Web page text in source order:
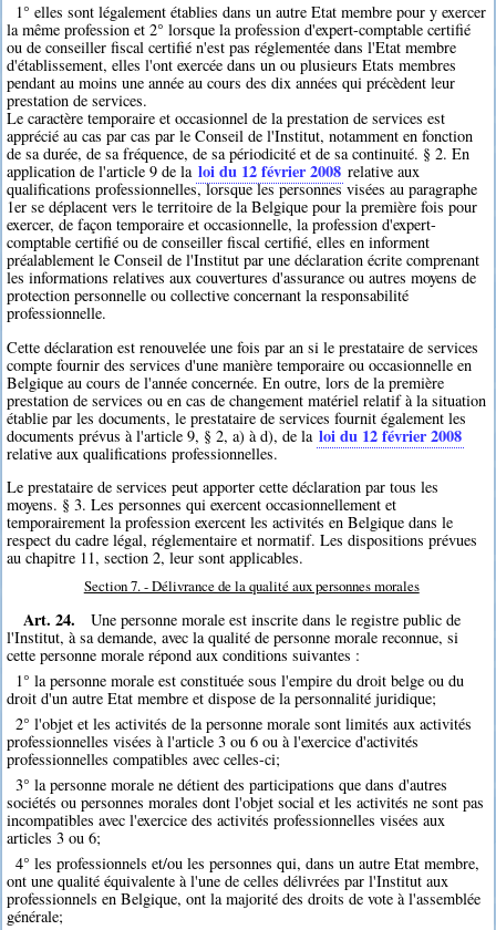
1° elles sont légalement établies dans un autre Etat membre pour y exercer
la même profession et 2° lorsque la profession d'expert-comptable certifié
ou de conseiller fiscal certifié n'est pas réglementée dans l'Etat membre
d'établissement, elles l'ont exercée dans un ou plusieurs Etats membres
pendant au moins une année au cours des dix années qui précèdent leur
prestation de services.
Le caractère temporaire et occasionnel de la prestation de services est
apprécié au cas par cas par le Conseil de l'Institut, notamment en fonction
de sa durée, de sa fréquence, de sa périodicité et de sa continuité. § 2. En
application de l'article 9 de la loi du 12 février 2008 relative aux
qualifications professionnelles, lorsque les personnes visées au paragraphe
1er se déplacent vers le territoire de la Belgique pour la première fois pour
exercer, de façon temporaire et occasionnelle, la profession d'expert-
comptable certifié ou de conseiller fiscal certifié, elles en informent
préalablement le Conseil de l'Institut par une déclaration écrite comprenant
les informations relatives aux couvertures d'assurance ou autres moyens de
protection personnelle ou collective concernant la responsabilité
professionnelle.
Cette déclaration est renouvelée une fois par an si le prestataire de services
compte fournir des services d'une manière temporaire ou occasionnelle en
Belgique au cours de l'année concernée. En outre, lors de la première
prestation de services ou en cas de changement matériel relatif à la situation
établie par les documents, le prestataire de services fournit également les
documents prévus à l'article 9, § 2, a) à d), de la loi du 12 février 2008
relative aux qualifications professionnelles.
Le prestataire de services peut apporter cette déclaration par tous les
moyens. § 3. Les personnes qui exercent occasionnellement et
temporairement la profession exercent les activités en Belgique dans le
respect du cadre légal, réglementaire et normatif. Les dispositions prévues
au chapitre 11, section 2, leur sont applicables.
Section 7. - Délivrance de la qualité aux personnes morales
Art. 24.
Une personne morale est inscrite dans le registre public de
l'Institut, à sa demande, avec la qualité de personne morale reconnue, si
cette personne morale répond aux conditions suivantes :
1° la personne morale est constituée sous l'empire du droit belge ou du
droit d'un autre Etat membre et dispose de la personnalité juridique;
2° l'objet et les activités de la personne morale sont limités aux activités
professionnelles visées à l'article 3 ou 6 ou à l'exercice d'activités
professionnelles compatibles avec celles-ci;
3° la personne morale ne détient des participations que dans d'autres
sociétés ou personnes morales dont l'objet social et les activités ne sont pas
incompatibles avec l'exercice des activités professionnelles visées aux
articles 3 ou 6;
4° les professionnels et/ou les personnes qui, dans un autre Etat membre,
ont une qualité équivalente à l'une de celles délivrées par l'Institut aux
professionnels en Belgique, ont la majorité des droits de vote à l'assemblée
générale;